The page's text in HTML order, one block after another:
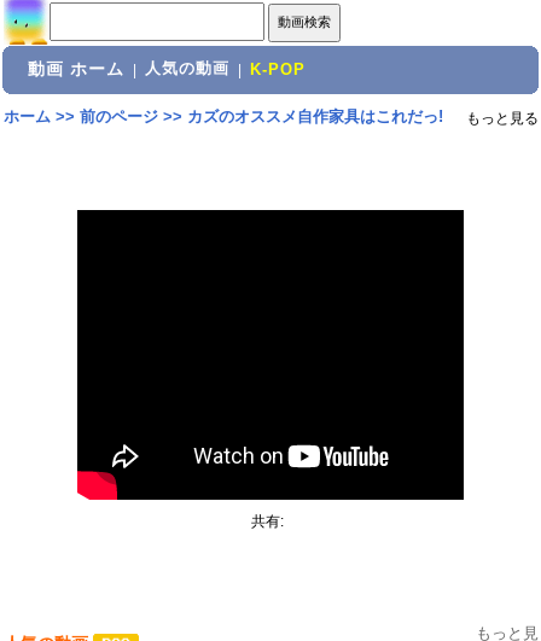
動画 ホーム 人気の動画 K-POP
ホーム>> 前のページ>> カズのオススメ自作家具はこれだっ! もっと見る
共有:
もっと見